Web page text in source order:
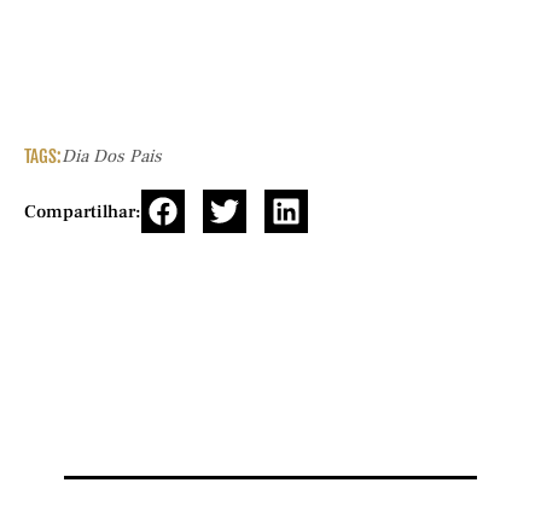
TAGS:Dia Dos Pais
Compartilhar: